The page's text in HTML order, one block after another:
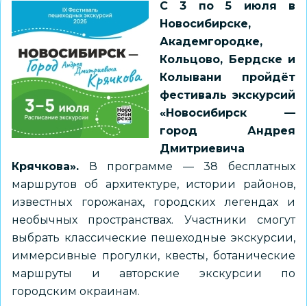
С 3 по 5 июля в
Новосибирске,
Академгородке,
Кольцово, Бердске и
Колывани пройдёт
фестиваль экскурсий
«Новосибирск —
город Андрея
Дмитриевича
Крячкова». В программе — 38 бесплатных
маршрутов об архитектуре, истории районов,
известных горожанах, городских легендах и
необычных пространствах. Участники смогут
выбрать классические пешеходные экскурсии,
иммерсивные прогулки, квесты, ботанические
маршруты и авторские экскурсии по
городским окраинам.